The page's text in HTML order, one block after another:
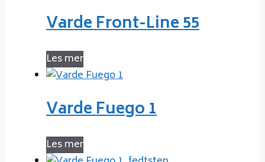
Varde Front-Line 55
Les mer
Varde Fuego 1
Les mer